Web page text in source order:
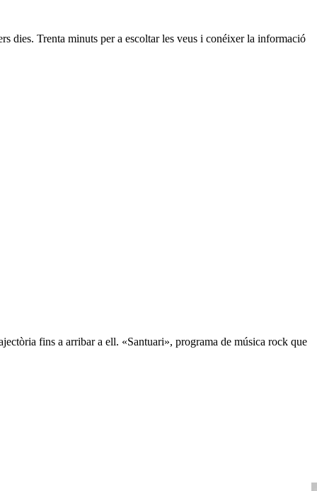
dies. Trenta minuts per a escoltar les veus i conéixer la informació
fins a arribar a ell. «Santuari», programa de música rock que